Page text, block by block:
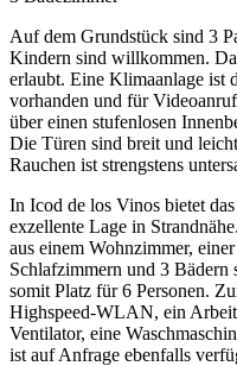
Auf dem Grundstück sind 3
Kindern sind willkommen.
erlaubt. Eine Klimaanlage ist
vorhanden und für
über einen stufenlosen
Die Türen sind breit und
Rauchen ist strengstens
In Icod de los Vinos bietet
exzellente Lage in
aus einem Wohnzimmer,
Schlafzimmern und 3 Bädern
somit Platz für 6 Personen.
Highspeed-WLAN, ein
Ventilator, eine
ist auf Anfrage ebenfalls